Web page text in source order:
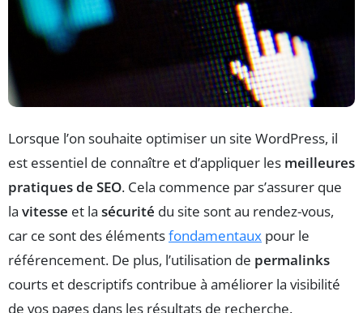
Lorsque l’on souhaite optimiser un site WordPress, il
est essentiel de connaître et d’appliquer les meilleures
pratiques de SEO. Cela commence par s’assurer que
la vitesse et la sécurité du site sont au rendez-vous,
car ce sont des élémentsfondamentaux pour le
référencement. De plus, l’utilisation de permalinks
courts et descriptifs contribue à améliorer la visibilité
de vos pages dans les résultats de recherche.